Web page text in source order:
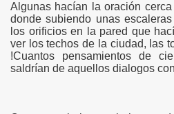
Algunas hacían la oración
donde subiendo unas
los orificios en la pared que
ver los techos de la ciudad, las
!Cuantos pensamientos de
saldrían de aquellos dialogos